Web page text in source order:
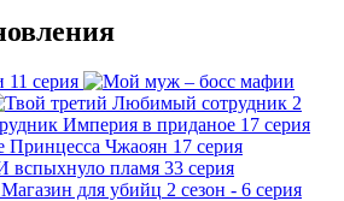
11 серия
Любимый сотрудник 2
Империя в приданое 17 серия
Принцесса Чжаоян 17 серия
вспыхнуло пламя 33 серия
Магазин для убийц 2 сезон - 6 серия